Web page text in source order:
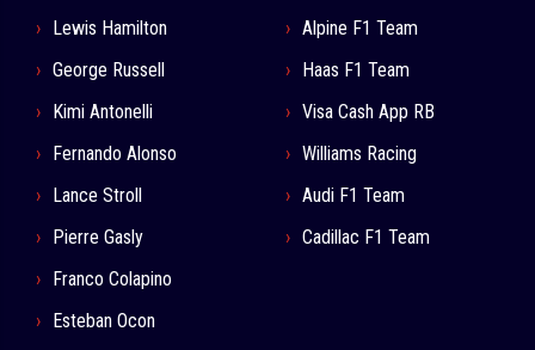
Lewis Hamilton
George Russell
Kimi Antonelli
Fernando Alonso
Lance Stroll
Pierre Gasly
Franco Colapino
Esteban Ocon
Alpine F1 Team
Haas F1 Team
Visa Cash App RB
Williams Racing
Audi F1 Team
Cadillac F1 Team